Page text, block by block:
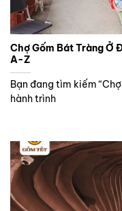
Chợ Gốm Bát Tràng Ở
A-Z
Bạn đang tìm kiếm
hành trình